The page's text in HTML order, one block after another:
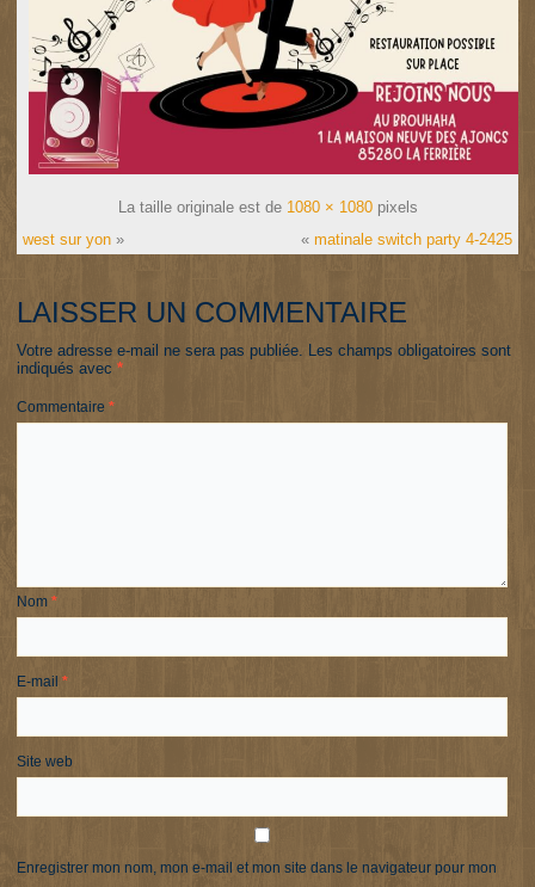
La taille originale est de 1080 × 1080pixels
west sur yon » « matinale switch party 4-2425
LAISSER UN COMMENTAIRE
Votre adresse e-mail ne sera pas publiée.
Les champs obligatoires sont
indiqués avec*
Commentaire*
Nom*
E-mail*
Site web
Enregistrer mon nom, mon e-mail et mon site dans le navigateur pour mon